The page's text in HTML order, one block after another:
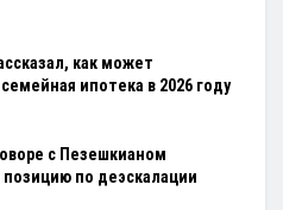
как может
ипотека в 2026 году
с Пезешкианом
по деэскалации